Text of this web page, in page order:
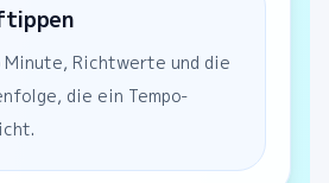
Minute, Richtwerte und die
die ein Tempo-